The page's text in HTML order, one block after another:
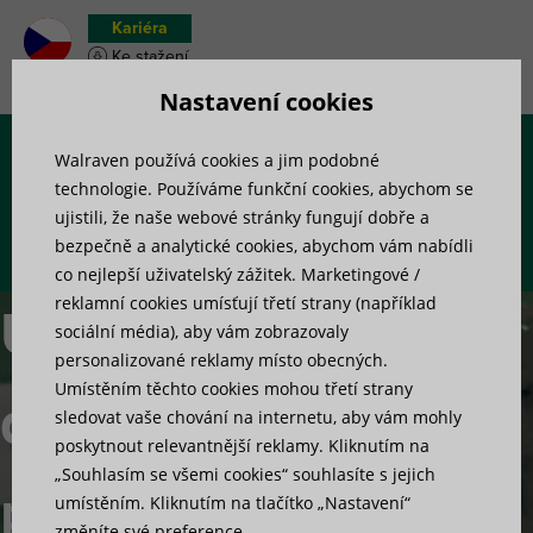
Kariéra
Ke stažení
Upevnění
do lehkých
příček
Nastavení cookies
Walraven používá cookies a jim podobné
technologie. Používáme funkční cookies, abychom se
ujistili, že naše webové stránky fungují dobře a
bezpečně a analytické cookies, abychom vám nabídli
co nejlepší uživatelský zážitek. Marketingové /
reklamní cookies umísťují třetí strany (například
sociální média), aby vám zobrazovaly
personalizované reklamy místo obecných.
Umístěním těchto cookies mohou třetí strany
sledovat vaše chování na internetu, aby vám mohly
poskytnout relevantnější reklamy. Kliknutím na
„Souhlasím se všemi cookies“ souhlasíte s jejich
umístěním. Kliknutím na tlačítko „Nastavení“